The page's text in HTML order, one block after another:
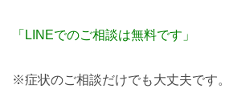
「LINEでのご相談は無料です」
※症状のご相談だけでも大丈夫です。